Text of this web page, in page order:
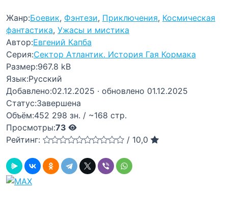
Жанр:Боевик, Фэнтези, Приключения, Космическая
фантастика, Ужасы и мистика
Автор:Евгений Капба
Серия:Сектор Атлантик. История Гая Кормака
Размер:967.8 kB
Язык:Русский
Добавлено:02.12.2025 · обновлено 01.12.2025
Статус:Завершена
Объём:452 298 зн. / ~168 стр.
Просмотры:73
Рейтинг:
/ 10,0